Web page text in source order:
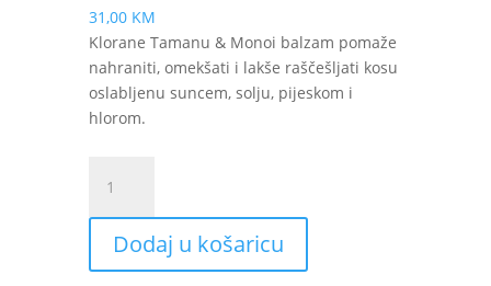
31,00 KM
Klorane Tamanu & Monoi balzam pomaže
nahraniti, omekšati i lakše raščešljati kosu
oslabljenu suncem, solju, pijeskom i
hlorom.
TAMANUOM
I
MONOIEM
balzam
Dodaj u košaricu